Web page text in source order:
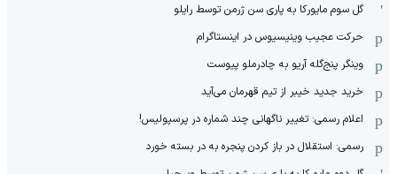
گل سوم مایورکا به پاری سن ژرمن توسط رایلو
حرکت عجیب وینیسیوس در اینستاگرام
وینگر پنج‌گله آریو به چادرملو پیوست
خرید جدید خیبر از تیم قهرمان می‌آید
اعلام رسمی: تغییر ناگهانی چند شماره در پرسپولیس!
رسمی: استقلال در باز کردن پنجره به در بسته خورد